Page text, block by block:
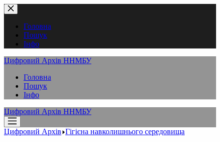
Перейти
до
вмістуГоловна
Пошук
Інфо
Цифровий Архів ННМБУ
Головна
Пошук
Інфо
Цифровий Архів ННМБУ
Цифровий Архів Гігієна навколишнього середовища